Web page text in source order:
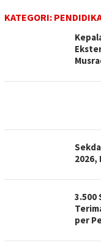
KATEGORI:
2026,
3.500
per